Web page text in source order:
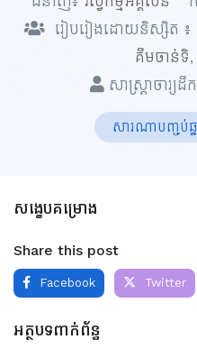
រៀបរៀងដោយនិស្សិត ៖
គឹមចាន់ទិ,
សាស្ត្រាចារ្យដឹ
សារណាបញ្ចប់ឆ្ន
សង្ខេបគម្រោង
Share this post
Facebook Twitter
អត្ថបទពាក់ព័ន្ធ